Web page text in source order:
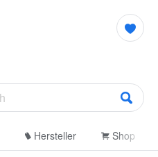
Hersteller Shop